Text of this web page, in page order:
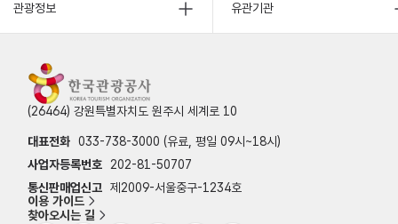
관광정보 유관기관
(26464) 강원특별자치도 원주시 세계로 10
대표전화 033-738-3000 (유료, 평일 09시~18시)
사업자등록번호
202-81-50707
통신판매업신고 제2009-서울중구-1234호
이용 가이드
찾아오시는 길